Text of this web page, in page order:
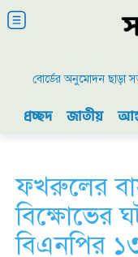
বোর্ডের অনুমোদন ছাড়া
প্রচ্ছদ জাতীয়
ফখরুলের
বিক্ষোভের
বিএনপির